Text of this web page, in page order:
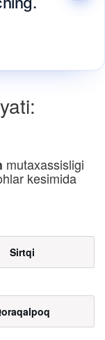
mutaxassisligi
kesimida
Sirtqi